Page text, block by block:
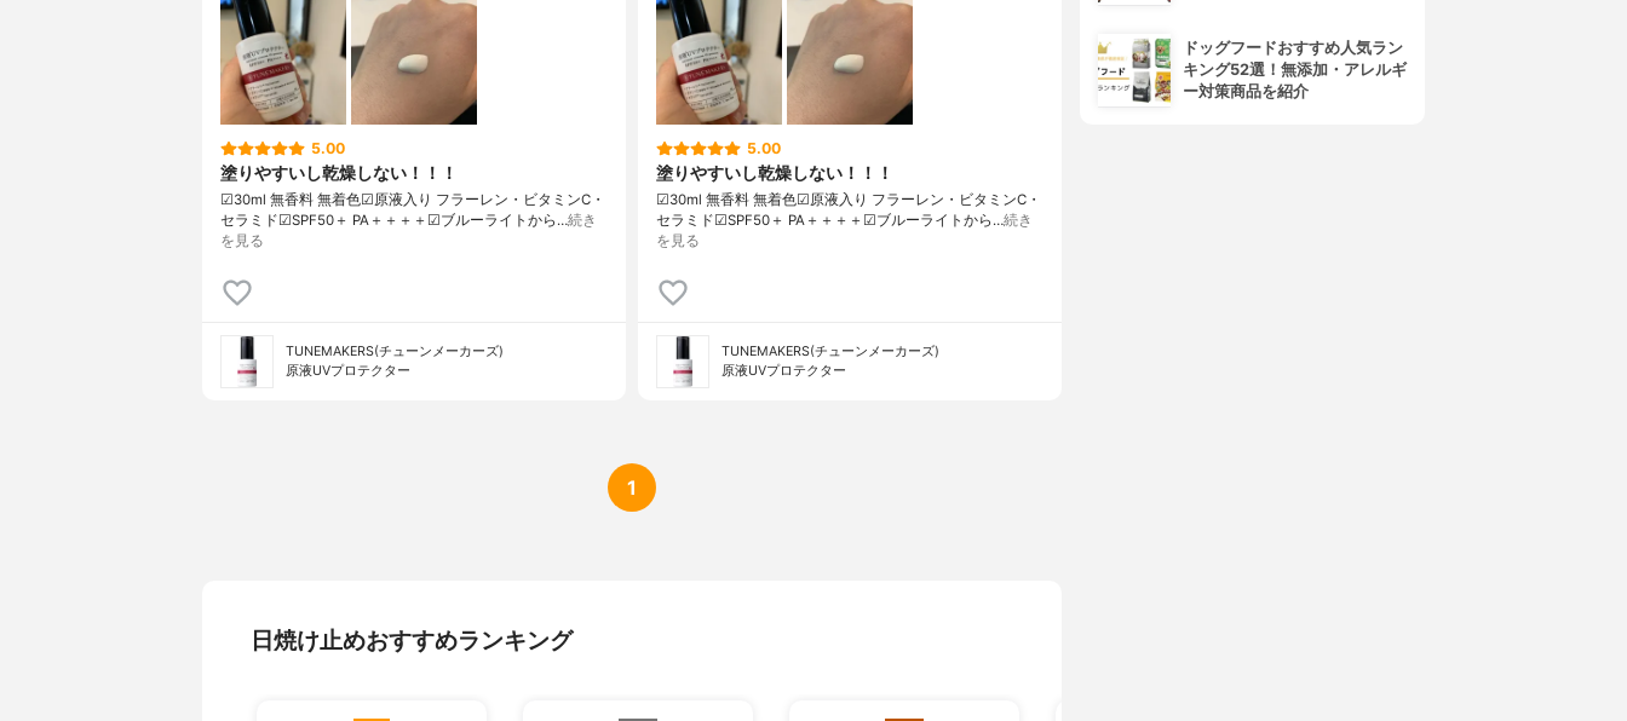
5.00
塗りやすいし乾燥しない！！！
︎︎︎︎☑︎30ml 無香料 無着色︎︎︎︎☑︎原液入り フラーレン・ビタミンC・
セラミド︎︎︎︎☑︎SPF50＋ PA＋＋＋＋︎︎︎︎☑︎ブルーライトから…続き
を見る
TUNEMAKERS(チューンメーカーズ)
原液UVプロテクター
5.00
塗りやすいし乾燥しない！！！
︎︎︎︎☑︎30ml 無香料 無着色︎︎︎︎☑︎原液入り フラーレン・ビタミンC・
セラミド︎︎︎︎☑︎SPF50＋ PA＋＋＋＋︎︎︎︎☑︎ブルーライトから…続き
を見る
TUNEMAKERS(チューンメーカーズ)
原液UVプロテクター
1
日焼け止めおすすめランキング
ドッグフードおすすめ人気ラン
キング52選！無添加・アレルギ
ー対策商品を紹介